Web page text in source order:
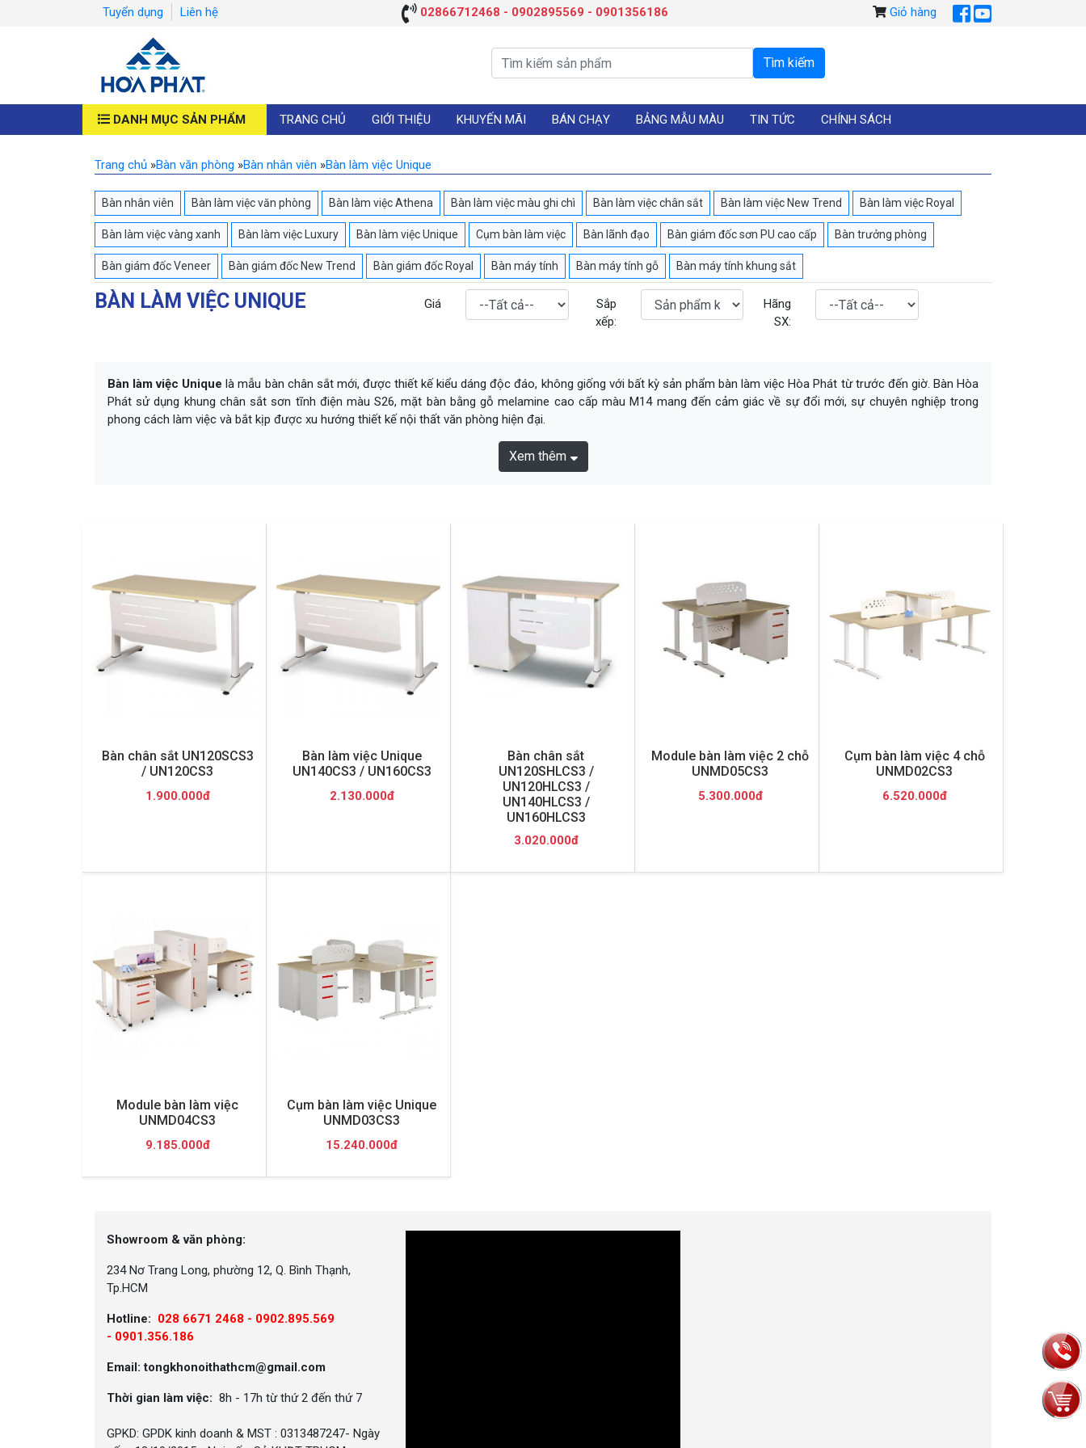
Tuyển dụng Liên hệ 02866712468 - 0902895569 - 0901356186 Giỏ hàng
DANH MỤC SẢN PHẨM TRANG CHỦ GIỚI THIỆU KHUYẾN MÃI BÁN CHẠY BẢNG MẪU MÀU TIN TỨC CHÍNH SÁCH
Trang chủ »Bàn văn phòng »Bàn nhân viên »Bàn làm việc Unique
Bàn nhân viên Bàn làm việc văn phòng Bàn làm việc Athena Bàn làm việc màu ghi chì Bàn làm việc chân sắt Bàn làm việc New Trend Bàn làm việc Royal
Bàn làm việc vàng xanh Bàn làm việc Luxury Bàn làm việc Unique Cụm bàn làm việc Bàn lãnh đạo Bàn giám đốc sơn PU cao cấp Bàn trưởng phòng
Bàn giám đốc Veneer Bàn giám đốc New Trend Bàn giám đốc Royal Bàn máy tính Bàn máy tính gỗ Bàn máy tính khung sắt
BÀN LÀM VIỆC UNIQUE Giá
Sắp
xếp:
Hãng
SX:
Bàn làm việc Unique là mẫu bàn chân sắt mới, được thiết kế kiểu dáng độc đáo, không giống với bất kỳ sản phẩm bàn làm việc Hòa Phát từ trước đến giờ. Bàn Hòa
Phát sử dụng khung chân sắt sơn tĩnh điện màu S26, mặt bàn bằng gỗ melamine cao cấp màu M14 mang đến cảm giác về sự đổi mới, sự chuyên nghiệp trong
phong cách làm việc và bắt kịp được xu hướng thiết kế nội thất văn phòng hiện đại.
Xem thêm
Bàn chân sắt UN120SCS3
/ UN120CS3
1.900.000đ
Bàn làm việc Unique
UN140CS3 / UN160CS3
2.130.000đ
Bàn chân sắt
UN120SHLCS3 /
UN120HLCS3 /
UN140HLCS3 /
UN160HLCS3
3.020.000đ
Module bàn làm việc 2 chỗ
UNMD05CS3
5.300.000đ
Cụm bàn làm việc 4 chỗ
UNMD02CS3
6.520.000đ
Module bàn làm việc
UNMD04CS3
9.185.000đ
Cụm bàn làm việc Unique
UNMD03CS3
15.240.000đ
Showroom & văn phòng:
234 Nơ Trang Long, phường 12, Q. Bình Thạnh,
Tp.HCM
Hotline: 028 6671 2468 - 0902.895.569
- 0901.356.186
Email: tongkhonoithathcm@gmail.com
Thời gian làm việc: 8h - 17h từ thứ 2 đến thứ 7
GPKD: GPDK kinh doanh & MST : 0313487247- Ngày